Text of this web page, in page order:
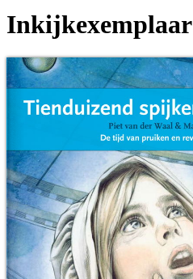
Inkijkexemplaar